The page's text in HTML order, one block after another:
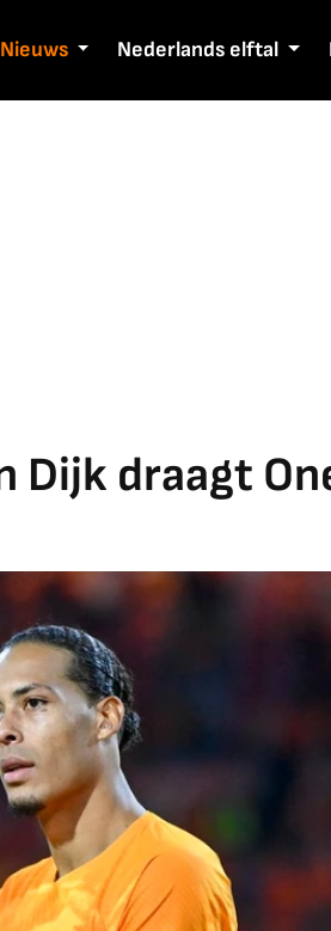
Nieuws Nederlands elftal
Dijk draagt